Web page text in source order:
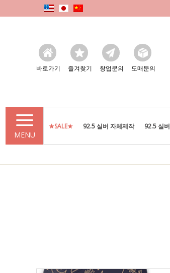
바로가기 즐겨찾기 창업문의 도매문의
MENU
★SALE★ 92.5 실버 자체제작 92.5 실버